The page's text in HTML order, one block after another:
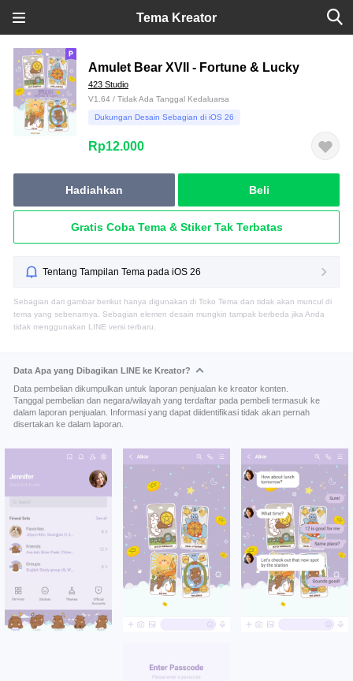
Tema Kreator
Amulet Bear XVII - Fortune & Lucky
423 Studio
V1.64 / Tidak Ada Tanggal Kedaluarsa
Dukungan Desain Sebagian di iOS 26
Rp12.000
Hadiahkan Beli
Gratis Coba Tema & Stiker Tak Terbatas
Tentang Tampilan Tema pada iOS 26
Sebagian dari gambar berikut hanya digunakan di Toko Tema dan tidak akan muncul di
tema yang sebenarnya. Sebagian elemen desain mungkin tampak berbeda jika Anda
tidak menggunakan LINE versi terbaru.
Data Apa yang Dibagikan LINE ke Kreator?
Data pembelian dikumpulkan untuk laporan penjualan ke kreator konten.
Tanggal pembelian dan negara/wilayah yang terdaftar pada pembeli termasuk ke
dalam laporan penjualan. Informasi yang dapat diidentifikasi tidak akan pernah
disertakan ke dalam laporan.